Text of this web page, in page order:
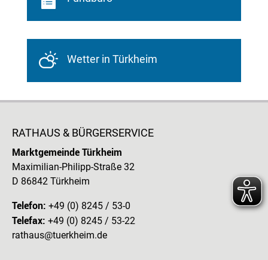
Wetter in Türkheim
RATHAUS & BÜRGERSERVICE
Marktgemeinde Türkheim
Maximilian-Philipp-Straße 32
D 86842 Türkheim
Telefon: +49 (0) 8245 / 53-0
Telefax: +49 (0) 8245 / 53-22
rathaus@tuerkheim.de